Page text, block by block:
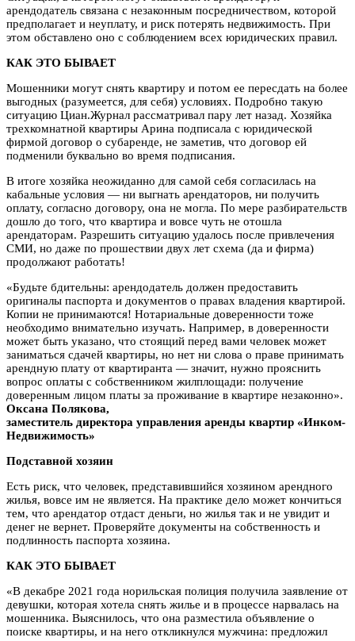
арендодатель связана с незаконным посредничеством, которой
предполагает и неуплату, и риск потерять недвижимость. При
этом обставлено оно с соблюдением всех юридических правил.
КАК ЭТО БЫВАЕТ
Мошенники могут снять квартиру и потом ее пересдать на более
выгодных (разумеется, для себя) условиях. Подробно такую
ситуацию Циан.Журнал рассматривал пару лет назад. Хозяйка
трехкомнатной квартиры Арина подписала с юридической
фирмой договор о субаренде, не заметив, что договор ей
подменили буквально во время подписания.
В итоге хозяйка неожиданно для самой себя согласилась на
кабальные условия — ни выгнать арендаторов, ни получить
оплату, согласно договору, она не могла. По мере разбирательств
дошло до того, что квартира и вовсе чуть не отошла
арендаторам. Разрешить ситуацию удалось после привлечения
СМИ, но даже по прошествии двух лет схема (да и фирма)
продолжают работать!
«Будьте бдительны: арендодатель должен предоставить
оригиналы паспорта и документов о правах владения квартирой.
Копии не принимаются! Нотариальные доверенности тоже
необходимо внимательно изучать. Например, в доверенности
может быть указано, что стоящий перед вами человек может
заниматься сдачей квартиры, но нет ни слова о праве принимать
арендную плату от квартиранта — значит, нужно прояснить
вопрос оплаты с собственником жилплощади: получение
доверенным лицом платы за проживание в квартире незаконно».
Оксана Полякова,
заместитель директора управления аренды квартир «Инком-
Недвижимость»
Подставной хозяин
Есть риск, что человек, представившийся хозяином арендного
жилья, вовсе им не является. На практике дело может кончиться
тем, что арендатор отдаст деньги, но жилья так и не увидит и
денег не вернет. Проверяйте документы на собственность и
подлинность паспорта хозяина.
КАК ЭТО БЫВАЕТ
«В декабре 2021 года норильская полиция получила заявление от
девушки, которая хотела снять жилье и в процессе нарвалась на
мошенника. Выяснилось, что она разместила объявление о
поиске квартиры, и на него откликнулся мужчина: предложил